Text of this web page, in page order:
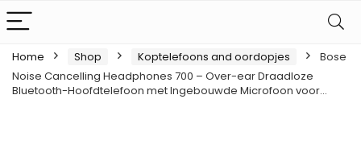
Home Shop Koptelefoons and oordopjes
Bose
Noise Cancelling Headphones 700 – Over-ear Draadloze
Bluetooth-Hoofdtelefoon met Ingebouwde Microfoon voor…